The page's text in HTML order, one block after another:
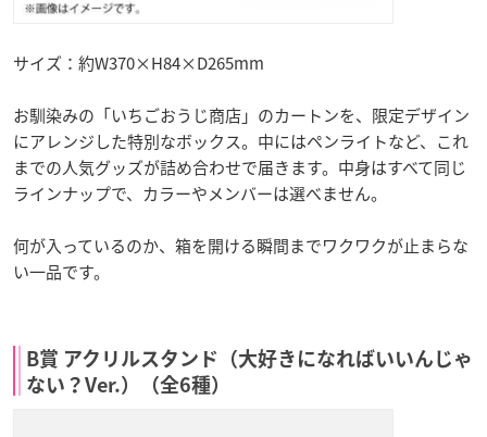
サイズ：約W370×H84×D265mm
お馴染みの「いちごおうじ商店」のカートンを、限定デザイン
にアレンジした特別なボックス。中にはペンライトなど、これ
までの人気グッズが詰め合わせで届きます。中身はすべて同じ
ラインナップで、カラーやメンバーは選べません。
何が入っているのか、箱を開ける瞬間までワクワクが止まらな
い一品です。
B賞 アクリルスタンド（大好きになればいいんじゃ
ない？Ver.）（全6種）